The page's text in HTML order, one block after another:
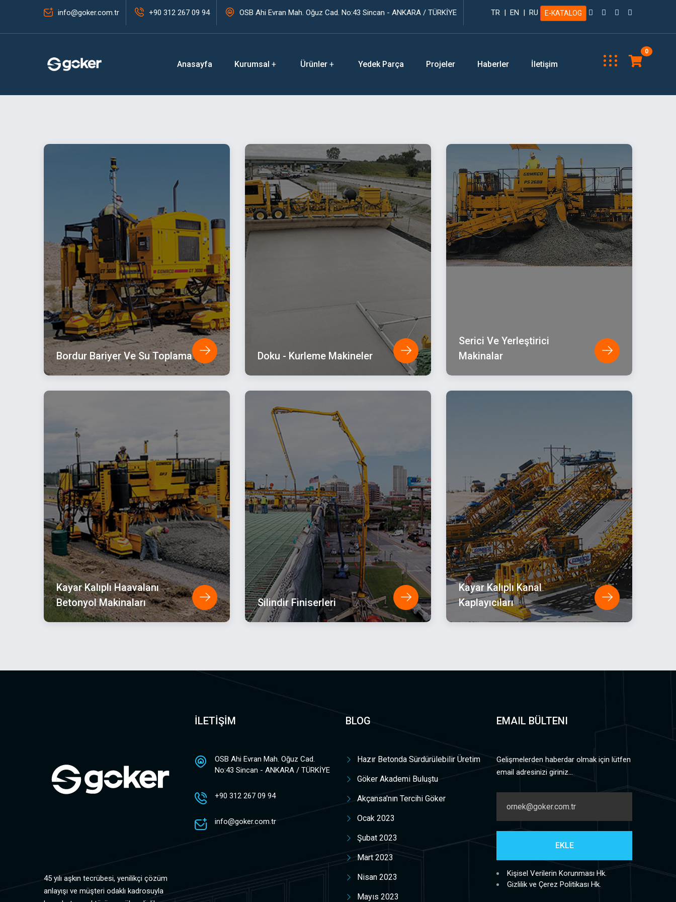
info@goker.com.tr +90 312 267 09 94 OSB Ahi Evran Mah. Oğuz Cad. No:43 Sincan - ANKARA / TÜRKİYE TR | EN | RU E-KATALOG
Anasayfa Kurumsal Ürünler Yedek Parça Projeler Haberler İletişim
0
Bordur Bariyer Ve Su Toplama Doku - Kurleme Makineler
Serici Ve Yerleştirici
Makinalar
Kayar Kalıplı Haavalanı
Betonyol Makinaları
Silindir Finiserleri
Kayar Kalıplı Kanal
Kaplayıcıları
45 yılı aşkın tecrübesi, yenilikçi çözüm
anlayışı ve müşteri odaklı kadrosuyla
İLETİŞİM
OSB Ahi Evran Mah. Oğuz Cad.
No:43 Sincan - ANKARA / TÜRKİYE
+90 312 267 09 94
info@goker.com.tr
BLOG
Hazır Betonda Sürdürülebilir Üretim
Göker Akademi Buluştu
Akçansa'nın Tercihi Göker
Ocak 2023
Şubat 2023
Mart 2023
Nisan 2023
Mayıs 2023
EMAIL BÜLTENI
Gelişmelerden haberdar olmak için lütfen
email adresinizi giriniz...
Kişisel Verilerin Korunması Hk.
Gizlilik ve Çerez Politikası Hk.